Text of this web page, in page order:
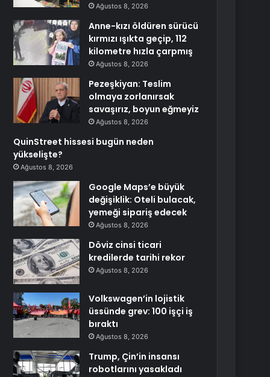
Ağustos 8, 2026
Anne-kızı öldüren sürücü
kırmızı ışıkta geçip, 112
kilometre hızla çarpmış
Ağustos 8, 2026
Pezeşkiyan: Teslim
olmaya zorlanırsak
savaşırız, boyun eğmeyiz
Ağustos 8, 2026
QuinStreet hissesi bugün neden
yükselişte?
Ağustos 8, 2026
Google Maps’e büyük
değişiklik: Oteli bulacak,
yemeği sipariş edecek
Ağustos 8, 2026
Döviz cinsi ticari
kredilerde tarihi rekor
Ağustos 8, 2026
Volkswagen’in lojistik
üssünde grev: 100 işçi iş
bıraktı
Ağustos 8, 2026
Trump, Çin’in insansı
robotlarını yasakladı